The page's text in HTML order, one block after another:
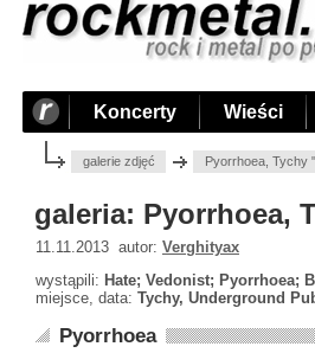
Koncerty Wieści
galerie zdjęć Pyorrhoea, Tychy
galeria: Pyorrhoea,
11.11.2013 autor: Verghityax
wystąpili: Hate; Vedonist; Pyorrhoea;
miejsce, data: Tychy, Underground
Pyorrhoea